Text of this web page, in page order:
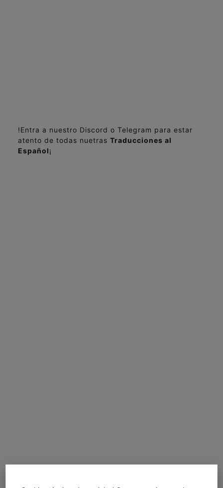
!Entra a nuestro Discord o Telegram para estar
atento de todas nuetras Traducciones al
Español¡